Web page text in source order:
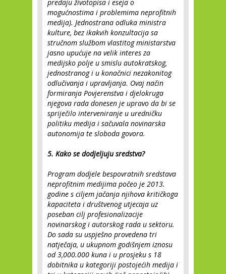
predaju životopisa i eseja o
mogućnostima i problemima neprofitnih
medija). Jednostrana odluka ministra
kulture, bez ikakvih konzultacija sa
stručnom službom vlastitog ministarstva
jasno upućuje na velik interes za
medijsko polje u smislu autokratskog,
jednostranog i u konačnici nezakonitog
odlučivanja i upravljanja. Ovaj način
formiranja Povjerenstva i djelokruga
njegova rada donesen je upravo da bi se
spriječilo interveniranje u uredničku
politiku medija i sačuvala novinarska
autonomija te sloboda govora.
5. Kako se dodjeljuju sredstva?
Program dodjele bespovratnih sredstava
neprofitnim medijima počeo je 2013.
godine s ciljem jačanja njihova kritičkoga
kapaciteta i društvenog utjecaja uz
poseban cilj profesionalizacije
novinarskog i autorskog rada u sektoru.
Do sada su uspješno provedena tri
natječaja, u ukupnom godišnjem iznosu
od 3,000.000 kuna i u prosjeku s 18
dobitnika u kategoriji postojećih medija i